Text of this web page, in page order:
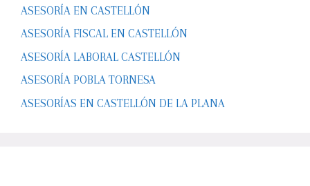
ASESORÍA EN CASTELLÓN
ASESORÍA FISCAL EN CASTELLÓN
ASESORÍA LABORAL CASTELLÓN
ASESORÍA POBLA TORNESA
ASESORÍAS EN CASTELLÓN DE LA PLANA